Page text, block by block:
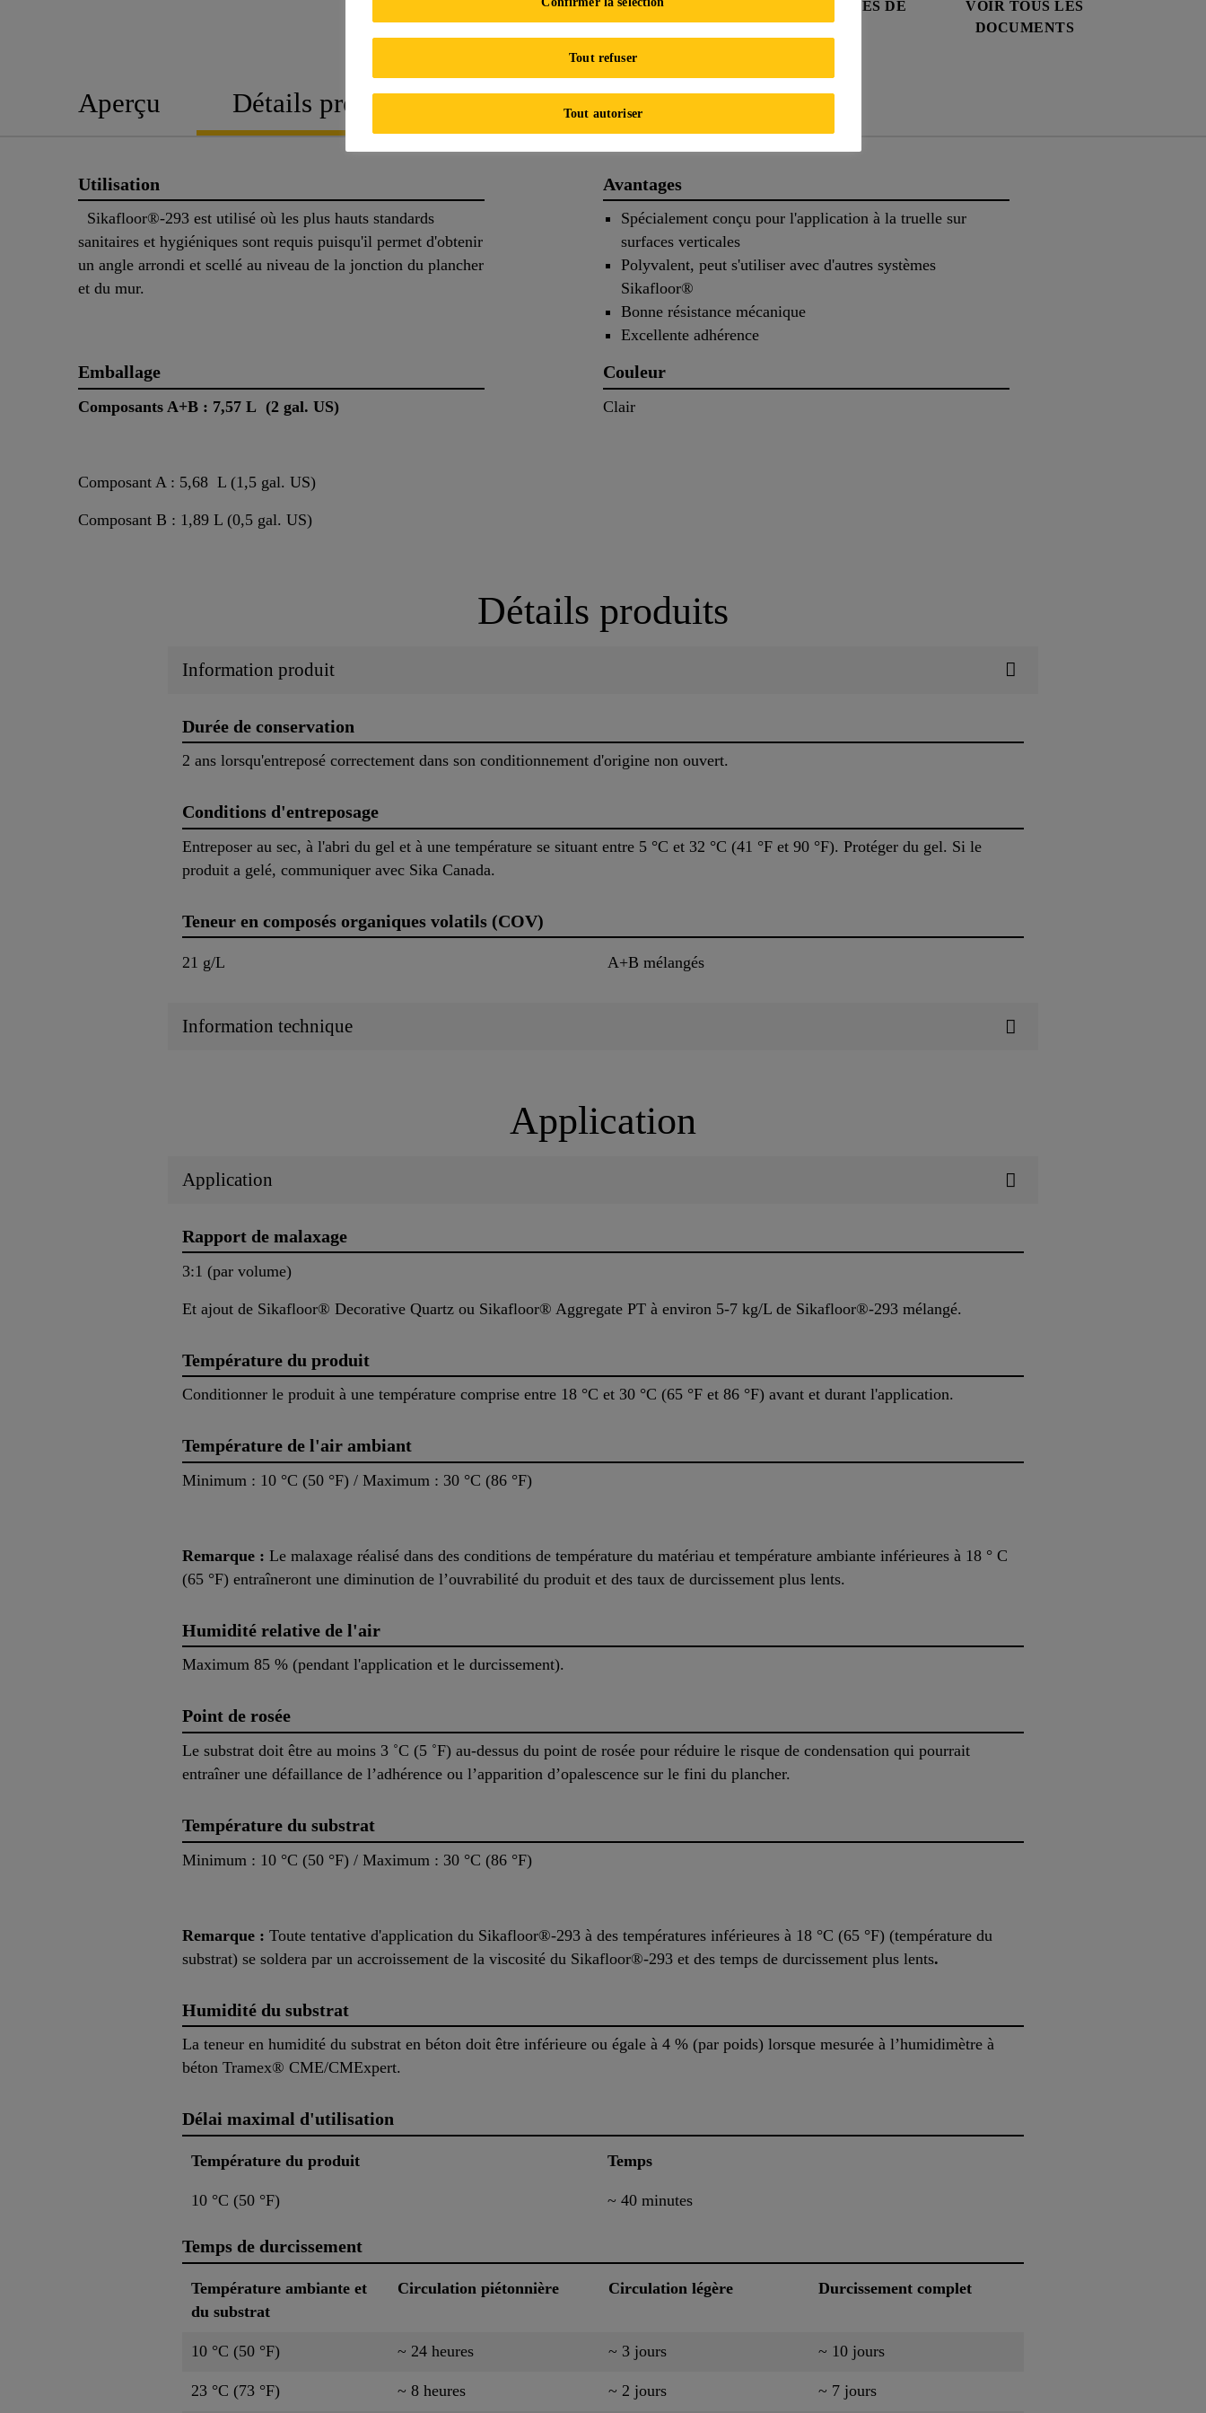
FICHE TECHNIQUE DE
PRODUIT
FICHE DE DONNÉES DE
SÉCURITÉ
VOIR TOUS LES
DOCUMENTS
Aperçu Détails produits Application Documents
Utilisation
Sikafloor®-293 est utilisé où les plus hauts standards
sanitaires et hygiéniques sont requis puisqu'il permet d'obtenir
un angle arrondi et scellé au niveau de la jonction du plancher
et du mur.
Avantages
Spécialement conçu pour l'application à la truelle sur
surfaces verticales
Polyvalent, peut s'utiliser avec d'autres systèmes
Sikafloor®
Bonne résistance mécanique
Excellente adhérence
Emballage
Composants A+B : 7,57 L (2 gal. US)
Composant A : 5,68 L (1,5 gal. US)
Composant B : 1,89 L (0,5 gal. US)
Couleur
Clair
Détails produits
Information produit
Durée de conservation
2 ans lorsqu'entreposé correctement dans son conditionnement d'origine non ouvert.
Conditions d'entreposage
Entreposer au sec, à l'abri du gel et à une température se situant entre 5 °C et 32 °C (41 °F et 90 °F). Protéger du gel. Si le
produit a gelé, communiquer avec Sika Canada.
Teneur en composés organiques volatils (COV)
21 g/L A+B mélangés
Information technique
Application
Application
Rapport de malaxage
3:1 (par volume)
Et ajout de Sikafloor® Decorative Quartz ou Sikafloor® Aggregate PT à environ 5-7 kg/L de Sikafloor®-293 mélangé.
Température du produit
Conditionner le produit à une température comprise entre 18 °C et 30 °C (65 °F et 86 °F) avant et durant l'application.
Température de l'air ambiant
Minimum : 10 °C (50 °F) / Maximum : 30 °C (86 °F)
Remarque : Le malaxage réalisé dans des conditions de température du matériau et température ambiante inférieures à 18 ° C
(65 °F) entraîneront une diminution de l’ouvrabilité du produit et des taux de durcissement plus lents.
Humidité relative de l'air
Maximum 85 % (pendant l'application et le durcissement).
Point de rosée
Le substrat doit être au moins 3 ˚C (5 ˚F) au-dessus du point de rosée pour réduire le risque de condensation qui pourrait
entraîner une défaillance de l’adhérence ou l’apparition d’opalescence sur le fini du plancher.
Température du substrat
Minimum : 10 °C (50 °F) / Maximum : 30 °C (86 °F)
Remarque : Toute tentative d'application du Sikafloor®-293 à des températures inférieures à 18 °C (65 °F) (température du
substrat) se soldera par un accroissement de la viscosité du Sikafloor®-293 et des temps de durcissement plus lents.
Humidité du substrat
La teneur en humidité du substrat en béton doit être inférieure ou égale à 4 % (par poids) lorsque mesurée à l’humidimètre à
béton Tramex® CME/CMExpert.
Délai maximal d'utilisation
Température du produit Temps
10 °C (50 °F) ~ 40 minutes
Temps de durcissement
Température ambiante et
du substrat
Circulation piétonnière Circulation légère Durcissement complet
10 °C (50 °F) ~ 24 heures ~ 3 jours ~ 10 jours
23 °C (73 °F) ~ 8 heures ~ 2 jours ~ 7 jours
Tout refuser
Tout autoriser